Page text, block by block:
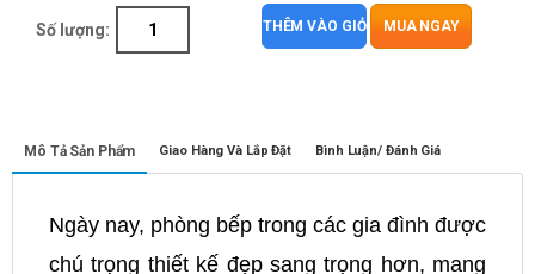
Số lượng: THÊM VÀO GIỎ MUA NGAY
Mô Tả Sản Phẩm Giao Hàng Và Lắp Đặt Bình Luận/ Đánh Giá
Ngày nay, phòng bếp trong các gia đình được
chú trọng thiết kế đẹp sang trọng hơn, mang